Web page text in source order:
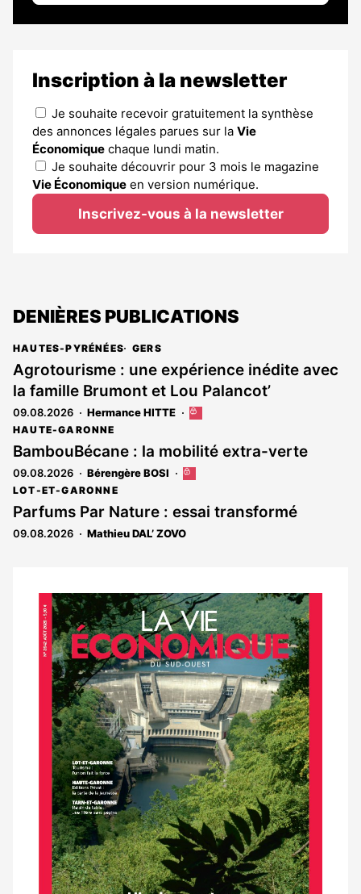
Inscription à la newsletter
Je souhaite recevoir gratuitement la synthèse
des annonces légales parues sur la Vie
Économique chaque lundi matin.
Je souhaite découvrir pour 3 mois le magazine
Vie Économique en version numérique.
Inscrivez-vous à la newsletter
DENIÈRES PUBLICATIONS
HAUTES-PYRÉNÉES GERS
Agrotourisme : une expérience inédite avec
la famille Brumont et Lou Palancot’
09.08.2026 Hermance HITTE
Cet
est
réservé
aux
HAUTE-GARONNE
BambouBécane : la mobilité extra-verte
09.08.2026 Bérengère BOSI
Cet
réservé
aux
LOT-ET-GARONNE
Parfums Par Nature : essai transformé
09.08.2026 Mathieu DAL’ ZOVO
Notre
dernier
magazine